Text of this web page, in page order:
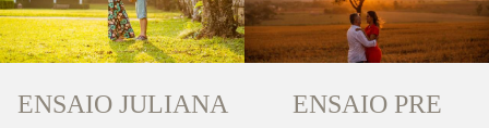
ENSAIO JULIANA
ENSAIO PRE